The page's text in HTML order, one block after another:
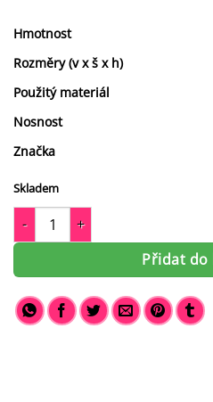
Hmotnost
Rozměry (v x š x h)
Použitý materiál
Nosnost
Značka
Skladem
Školní penál Topgal PENN 23007
Přidat do